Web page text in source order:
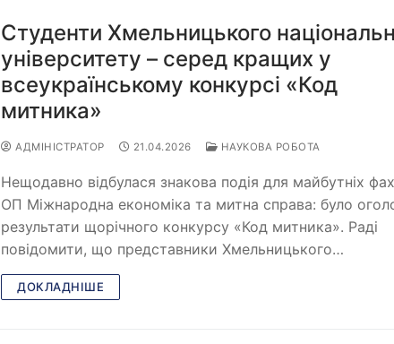
Студенти Хмельницького
університету – серед кращих у
всеукраїнському конкурсі «Код
митника»
АДМІНІСТРАТОР 21.04.2026 НАУКОВА РОБОТА
Нещодавно відбулася знакова подія для майбутніх
ОП Міжнародна економіка та митна справа: було
результати щорічного конкурсу «Код митника». Раді
повідомити, що представники Хмельницького…
ДОКЛАДНІШЕ